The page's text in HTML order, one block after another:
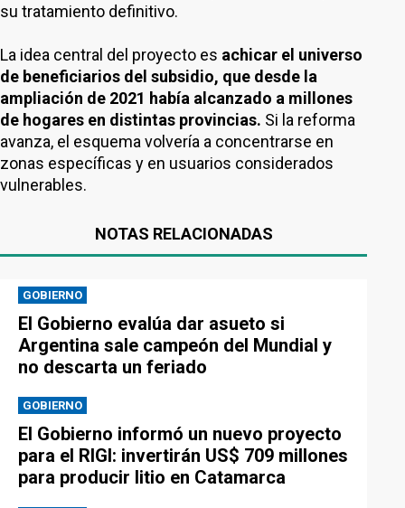
su tratamiento definitivo.
La idea central del proyecto es achicar el universo
de beneficiarios del subsidio, que desde la
ampliación de 2021 había alcanzado a millones
de hogares en distintas provincias. Si la reforma
avanza, el esquema volvería a concentrarse en
zonas específicas y en usuarios considerados
vulnerables.
NOTAS RELACIONADAS
GOBIERNO
El Gobierno evalúa dar asueto si
Argentina sale campeón del Mundial y
no descarta un feriado
GOBIERNO
El Gobierno informó un nuevo proyecto
para el RIGI: invertirán US$ 709 millones
para producir litio en Catamarca